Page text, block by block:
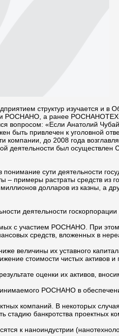
структур изучается
РОСНАНО, а ранее
вопросом: «Если Анатолий
быть привлечен к уголовной
компании, до 2008 года
был осуществлен
сути деятельности
– примеры растраты средств из
долларов из казны, а
деятельности
с участием РОСНАНО. При
средств, вложенных в
величины их уставного
стоимости чистых активов
оценки их активов,
РОСНАНО в
компаний. В некоторых
стадию банкротства проектных
к наноиндустрии